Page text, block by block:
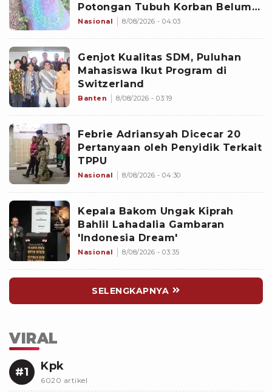
Potongan Tubuh Korban Belum
Juga Ditemukan
Nasional 8/08/2026 - 04:03
Genjot Kualitas SDM, Puluhan
Mahasiswa Ikut Program di
Switzerland
Banten 8/08/2026 - 03:19
Febrie Adriansyah Dicecar 20
Pertanyaan oleh Penyidik Terkait
TPPU
Nasional 8/08/2026 - 04:30
Kepala Bakom Ungak Kiprah
Bahlil Lahadalia Gambaran
'Indonesia Dream'
Nasional 8/08/2026 - 03:35
SELENGKAPNYA
VIRAL
#1 Kpk
6020 artikel